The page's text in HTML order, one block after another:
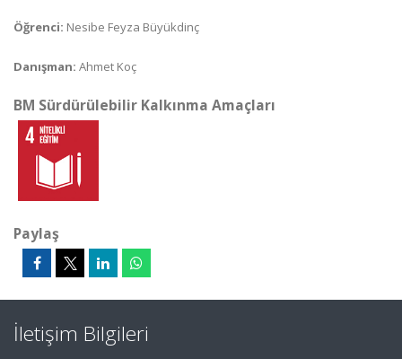
Öğrenci: Nesibe Feyza Büyükdinç
Danışman: Ahmet Koç
BM Sürdürülebilir Kalkınma Amaçları
Paylaş
İletişim Bilgileri